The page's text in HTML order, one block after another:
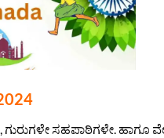
ಸಹಪಾಠಿಗಳೇ. ಹಾಗೂ